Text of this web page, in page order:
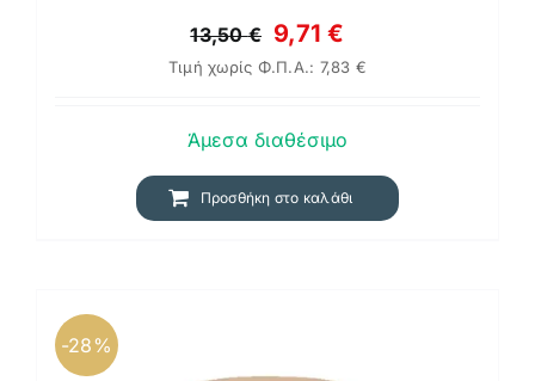
13,50€ Original
price
13,50 €.
9,71€
τρέχουσα
είναι:
9,71 €.
Τιμή χωρίς Φ.Π.Α.: 7,83 €
Άμεσα διαθέσιμο
Προσθήκη στο καλάθι
-28%